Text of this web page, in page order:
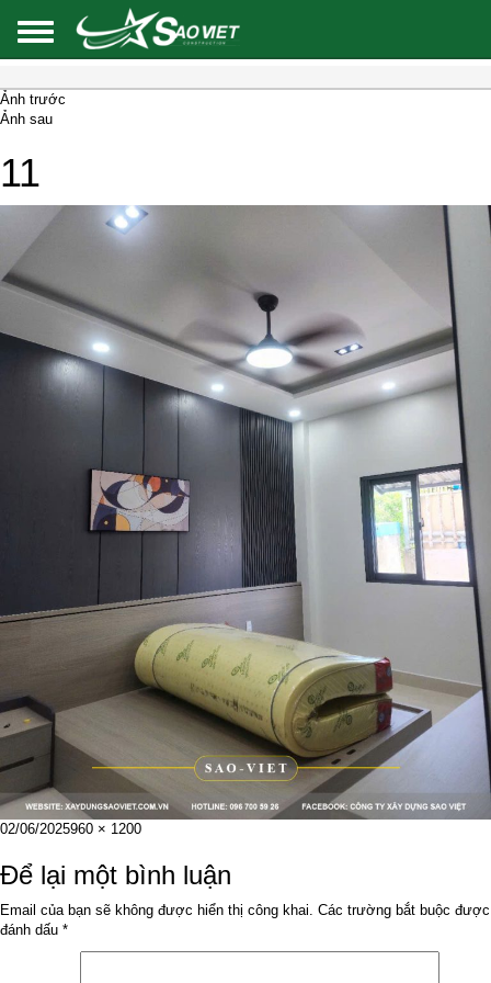
Ảnh trước
Ảnh sau
11
Đăng
ngày
02/06/2025Kích
đầy
đủ
960 × 1200
Để lại một bình luận
Email của bạn sẽ không được hiển thị công khai. Các trường bắt buộc được
đánh dấu *